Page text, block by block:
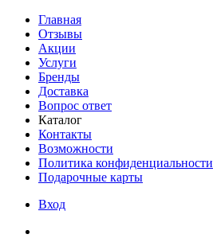
Главная
Отзывы
Акции
Услуги
Бренды
Доставка
Вопрос ответ
Каталог
Контакты
Возможности
Политика конфиденциальности
Подарочные карты
Вход